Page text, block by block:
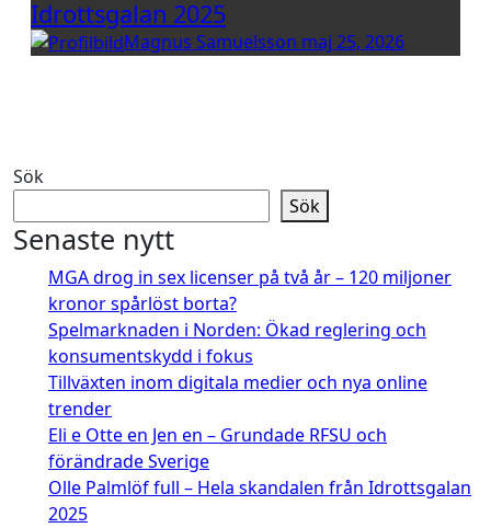
Idrottsgalan 2025
Magnus Samuelsson maj 25, 2026
Sök
Sök
Senaste nytt
MGA drog in sex licenser på två år – 120 miljoner
kronor spårlöst borta?
Spelmarknaden i Norden: Ökad reglering och
konsumentskydd i fokus
Tillväxten inom digitala medier och nya online
trender
Eli e Otte en Jen en – Grundade RFSU och
förändrade Sverige
Olle Palmlöf full – Hela skandalen från Idrottsgalan
2025